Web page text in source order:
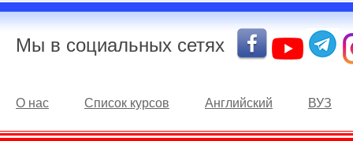
Мы в социальных сетях
О нас Список курсов Английский ВУЗ